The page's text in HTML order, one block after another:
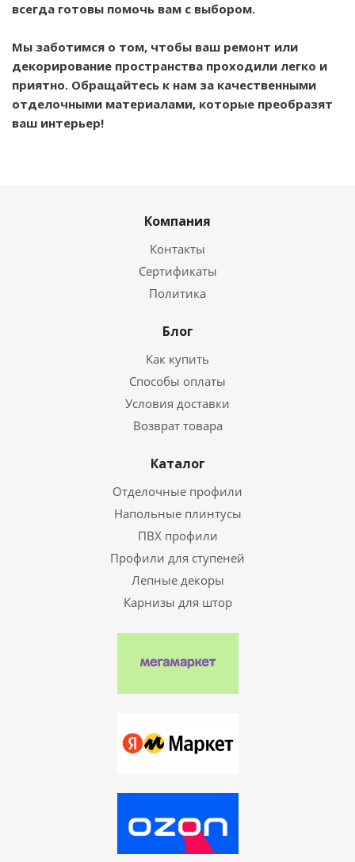
всегда готовы помочь вам с выбором.
Мы заботимся о том, чтобы ваш ремонт или
декорирование пространства проходили легко и
приятно. Обращайтесь к нам за качественными
отделочными материалами, которые преобразят
ваш интерьер!
Компания
Контакты
Сертификаты
Политика
Блог
Как купить
Способы оплаты
Условия доставки
Возврат товара
Каталог
Отделочные профили
Напольные плинтусы
ПВХ профили
Профили для ступеней
Лепные декоры
Карнизы для штор